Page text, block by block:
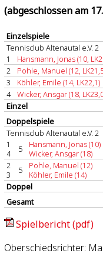
(abgeschlossen am
Einzelspiele
Tennisclub Altenautal e.V. 2
1
Hansmann, Jonas (10,
2
Pohle, Manuel (12,
3
Köhler, Emile (14, LK22,1)
4
Wicker, Ansgar (18,
Einzel
Doppelspiele
Tennisclub Altenautal e.V. 2
1
4
5
Hansmann, Jonas (10)
Wicker, Ansgar (18)
2
3
5
Pohle, Manuel (12)
Köhler, Emile (14)
Doppel
Gesamt
Spielbericht (pdf)
Oberschiedsrichter: